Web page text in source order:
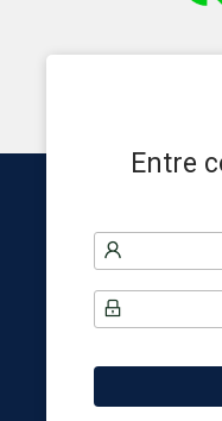
Entre